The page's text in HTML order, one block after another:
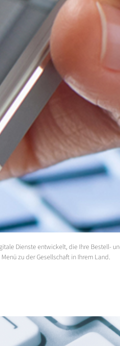
Dienste entwickelt, die Ihre Bestell-
zu der Gesellschaft in Ihrem Land.